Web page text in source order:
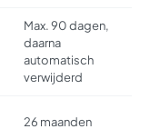
Max. 90 dagen,
daarna
automatisch
verwijderd
26 maanden